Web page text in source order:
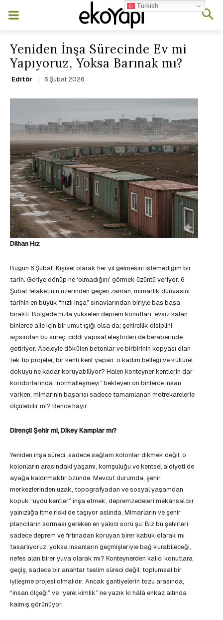
Yeniden İnşa Sürecinde Ev mi
Yapıyoruz, Yoksa Barınak mı?
Editör 6 Şubat 2026
Dilhan Hız
Bugün 6 Şubat. Kişisel olarak her yıl gelmesini istemediğim bir
tarih. Geriye dönüp ne ‘olmadığını’ görmek üzüntü veriyor. 6
Şubat felaketinin üzerinden geçen zaman, mimarlık dünyasını
tarihin en büyük “hızlı inşa” sınavlarından biriyle baş başa
bıraktı. Bölgede hızla yükselen deprem konutları, evsiz kalan
binlerce aile için bir umut ışığı olsa da; şehircilik disiplini
açısından bu süreç, ciddi yapısal eleştirileri de beraberinde
getiriyor. Aceleyle dökülen betonlar ve birbirinin kopyası olan
tek tip projeler, bir kenti kent yapan o kadim belleği ve kültürel
dokuyu ne kadar koruyabiliyor? Halen konteyner kentlerin dar
koridorlarında “normalleşmeyi” bekleyen on binlerce insan
varken, mimarinin başarısı sadece tamamlanan metrekarelerle
ölçülebilir mi? Bence hayır.
Dirençli Şehir mi, Dikey Kamplar mı?
Yeniden inşa süreci, sadece sağlam kolonlar dikmek değil; o
kolonların arasındaki yaşamı, komşuluğu ve kentsel aidiyeti de
ayağa kaldırmaktır özünde. Mevcut durumda, şehir
merkezlerinden uzak, topografyadan ve sosyal yaşamdan
kopuk “uydu kentler” inşa etmek, depremzedeleri mekânsal bir
yalnızlığa itme riski de taşıyor aslında. Mimarların ve şehir
plancıların sorması gereken en yakıcı soru şu: Biz bu şehirleri
sadece deprem ve fırtınadan koruyan birer kabuk olarak mı
tasarlıyoruz, yoksa insanların geçmişleriyle bağ kurabileceği,
nefes alan birer yuva olarak mı? Konteynerden kalıcı konutlara
geçiş, sadece bir anahtar teslim süreci değil; toplumsal bir
iyileşme projesi olmalıdır. Ancak şantiyelerin tozu arasında,
“insan ölçeği” ve “yerel kimlik” ne yazık ki hâlâ enkaz altında
kalmış görünüyor.
Turkish